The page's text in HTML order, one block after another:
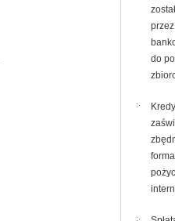
do